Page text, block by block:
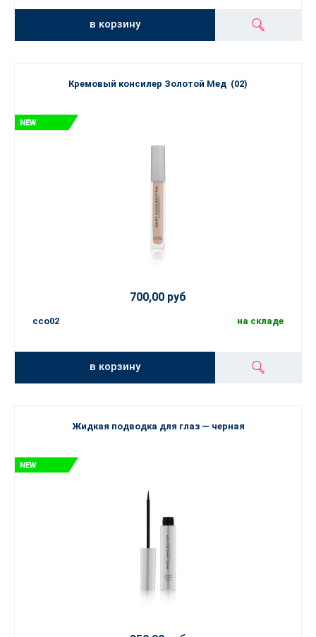
в корзину
Кремовый консилер Золотой Мед (02)
700,00 руб
cco02 на складе
в корзину
Жидкая подводка для глаз — черная